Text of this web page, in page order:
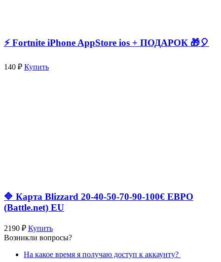
⚡️ Fortnite iPhone AppStore ios + ПОДАРОК 🎁🎈
140 ₽ Купить
🔷 Карта Blizzard 20-40-50-70-90-100€ ЕВРО
(Battle.net) EU
2190 ₽ Купить
Возникли вопросы?
На какое время я получаю доступ к аккаунту?